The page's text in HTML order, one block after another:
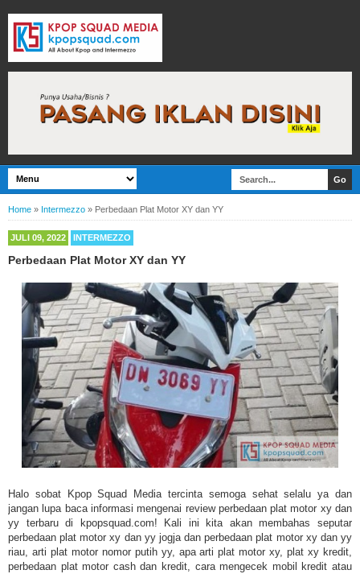
Home » Intermezzo » Perbedaan Plat Motor XY dan YY
JULI 09, 2022 INTERMEZZO
Perbedaan Plat Motor XY dan YY
Halo sobat Kpop Squad Media tercinta semoga sehat selalu ya dan
jangan lupa baca informasi mengenai review perbedaan plat motor xy dan
yy terbaru di kpopsquad.com! Kali ini kita akan membahas seputar
perbedaan plat motor xy dan yy jogja dan perbedaan plat motor xy dan yy
riau, arti plat motor nomor putih yy, apa arti plat motor xy, plat xy kredit,
perbedaan plat motor cash dan kredit, cara mengecek mobil kredit atau